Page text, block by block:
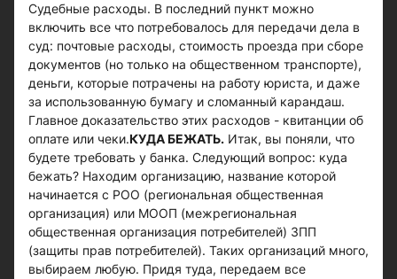
Судебные расходы. В последний пункт можно
включить все что потребовалось для передачи дела в
суд: почтовые расходы, стоимость проезда при сборе
документов (но только на общественном транспорте),
деньги, которые потрачены на работу юриста, и даже
за использованную бумагу и сломанный карандаш.
Главное доказательство этих расходов - квитанции об
оплате или чеки.КУДА БЕЖАТЬ. Итак, вы поняли, что
будете требовать у банка. Следующий вопрос: куда
бежать? Находим организацию, название которой
начинается с РОО (региональная общественная
организация) или МООП (межрегиональная
общественная организация потребителей) ЗПП
(защиты прав потребителей). Таких организаций много,
выбираем любую. Придя туда, передаем все